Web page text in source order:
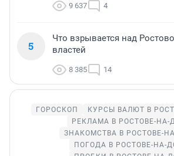
9 637 4
5
Что взрывается над
властей
8 385 14
ГОРОСКОП
КУРСЫ ВАЛЮТ В
РЕКЛАМА В РОСТОВЕ-НА-
ЗНАКОМСТВА В РОСТОВЕ-
ПОГОДА В РОСТОВЕ-НА-